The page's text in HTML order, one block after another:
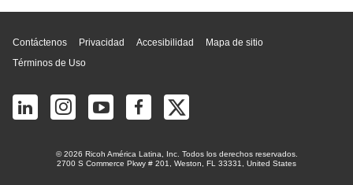
Contáctenos Privacidad Accesibilidad
Mapa de sitio
Términos de Uso
© 2026 Ricoh América Latina, Inc. Todos los derechos reservados.
2700 S Commerce Pkwy # 201, Weston, FL 33331, United States